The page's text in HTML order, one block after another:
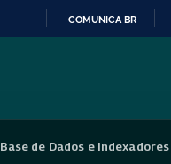
CONTEÚDO
COMUNICA BR
Base de Dados e Indexadores